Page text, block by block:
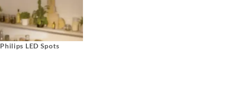
Philips LED Spots